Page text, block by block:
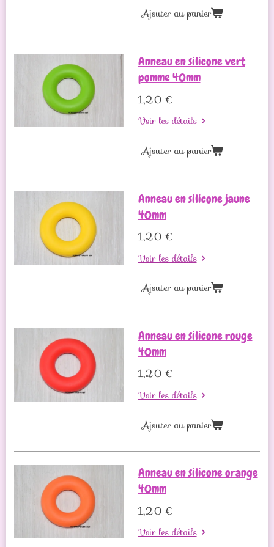
Ajouter au panier
Anneau en silicone vert
pomme 40mm
1,20 €
Voir les détails
Ajouter au panier
Anneau en silicone jaune
40mm
1,20 €
Voir les détails
Ajouter au panier
Anneau en silicone rouge
40mm
1,20 €
Voir les détails
Ajouter au panier
Anneau en silicone orange
40mm
1,20 €
Voir les détails